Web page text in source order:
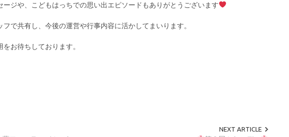
ージや、こどもはっちでの思い出エピソードもありがとうございます
で共有し、今後の運営や行事内容に活かしてまいります。
お待ちしております。
NEXT ARTICLE